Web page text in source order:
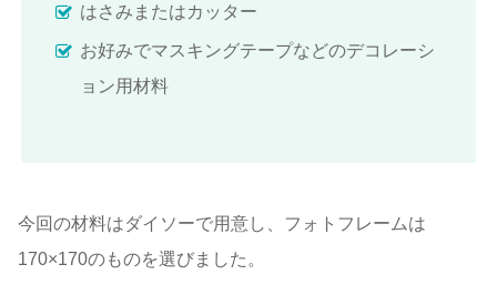
はさみまたはカッター
お好みでマスキングテープなどのデコレーシ
ョン用材料
今回の材料はダイソーで用意し、フォトフレームは
170×170のものを選びました。